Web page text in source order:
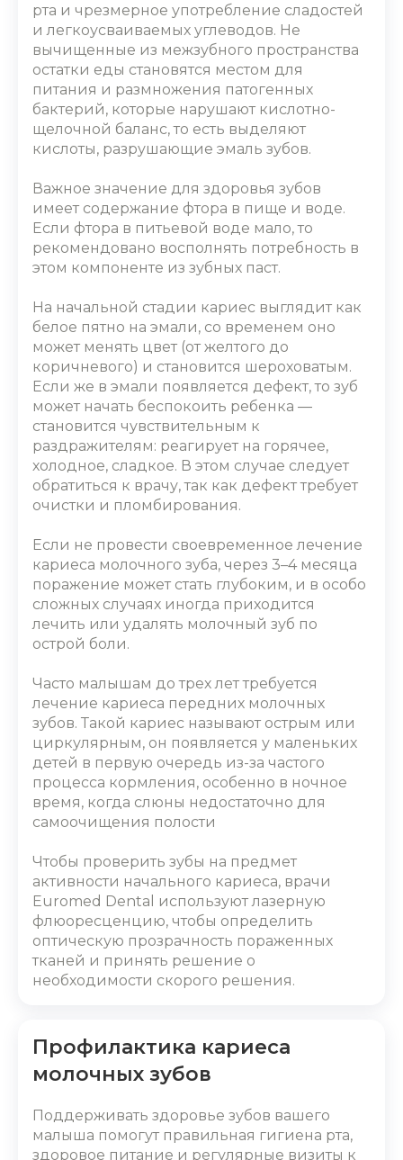
рта и чрезмерное употребление сладостей
и легкоусваиваемых углеводов. Не
вычищенные из межзубного пространства
остатки еды становятся местом для
питания и размножения патогенных
бактерий, которые нарушают кислотно-
щелочной баланс, то есть выделяют
кислоты, разрушающие эмаль зубов.
Важное значение для здоровья зубов
имеет содержание фтора в пище и воде.
Если фтора в питьевой воде мало, то
рекомендовано восполнять потребность в
этом компоненте из зубных паст.
На начальной стадии кариес выглядит как
белое пятно на эмали, со временем оно
может менять цвет (от желтого до
коричневого) и становится шероховатым.
Если же в эмали появляется дефект, то зуб
может начать беспокоить ребенка ―
становится чувствительным к
раздражителям: реагирует на горячее,
холодное, сладкое. В этом случае следует
обратиться к врачу, так как дефект требует
очистки и пломбирования.
Если не провести своевременноелечение
кариеса молочного зуба, через 3–4 месяца
поражение может стать глубоким, и в особо
сложных случаях иногда приходится
лечить или удалять молочный зуб по
острой боли.
Часто малышам до трех лет требуется
лечение кариеса передних молочных
зубов. Такой кариес называют острым или
циркулярным, он появляется у маленьких
детей в первую очередь из-за частого
процесса кормления, особенно в ночное
время, когда слюны недостаточно для
самоочищения полости
Чтобы проверить зубы на предмет
активности начального кариеса, врачи
Euromed Dental используют лазерную
флюоресценцию, чтобы определить
оптическую прозрачность пораженных
тканей и принять решение о
необходимости скорого решения.
Профилактика кариеса
молочных зубов
Поддерживать здоровье зубов вашего
малыша помогут правильная гигиена рта,
здоровое питание и регулярные визиты к